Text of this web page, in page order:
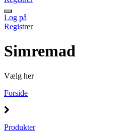
Log på
Registrer
Simremad
Vælg her
Forside
Produkter